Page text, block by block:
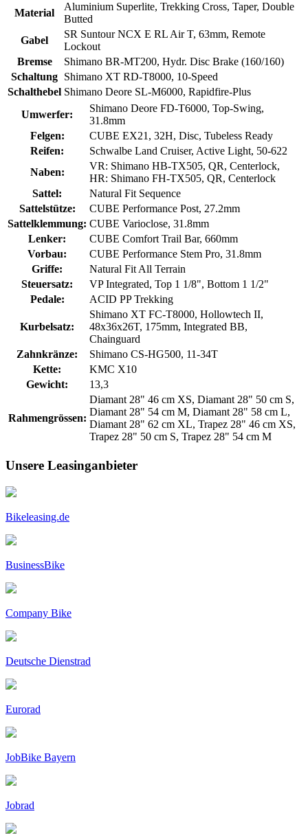
Material
Aluminium Superlite, Trekking Cross, Taper, Double
Butted
Gabel
SR Suntour NCX E RL Air T, 63mm, Remote
Lockout
Bremse
Shimano BR-MT200, Hydr. Disc Brake (160/160)
Schaltung Shimano XT RD-T8000, 10-Speed
Schalthebel Shimano Deore SL-M6000, Rapidfire-Plus
Umwerfer:
Shimano Deore FD-T6000, Top-Swing,
31.8mm
Felgen:
CUBE EX21, 32H, Disc, Tubeless Ready
Reifen:
Schwalbe Land Cruiser, Active Light, 50-622
Naben:
VR: Shimano HB-TX505, QR, Centerlock,
HR: Shimano FH-TX505, QR, Centerlock
Sattel:
Natural Fit Sequence
Sattelstütze:
CUBE Performance Post, 27.2mm
Sattelklemmung: CUBE Varioclose, 31.8mm
Lenker:
CUBE Comfort Trail Bar, 660mm
Vorbau:
CUBE Performance Stem Pro, 31.8mm
Griffe:
Natural Fit All Terrain
Steuersatz:
VP Integrated, Top 1 1/8", Bottom 1 1/2"
Pedale:
ACID PP Trekking
Kurbelsatz:
Shimano XT FC-T8000, Hollowtech II,
48x36x26T, 175mm, Integrated BB,
Chainguard
Zahnkränze:
Shimano CS-HG500, 11-34T
Kette:
KMC X10
Gewicht:
13,3
Rahmengrössen:
Diamant 28" 46 cm XS, Diamant 28" 50 cm S,
Diamant 28" 54 cm M, Diamant 28" 58 cm L,
Diamant 28" 62 cm XL, Trapez 28" 46 cm XS,
Trapez 28" 50 cm S, Trapez 28" 54 cm M
Unsere Leasinganbieter
Bikeleasing.de
BusinessBike
Company Bike
Deutsche Dienstrad
Eurorad
JobBike Bayern
Jobrad